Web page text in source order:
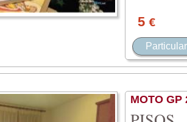
5 €
Particular
MOTO GP